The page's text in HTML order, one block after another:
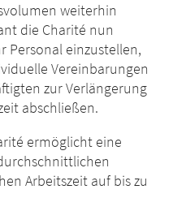
weiterhin
die Charité nun
Personal einzustellen,
Vereinbarungen
zur Verlängerung
abschließen.
ermöglicht eine
Arbeitszeit auf bis zu